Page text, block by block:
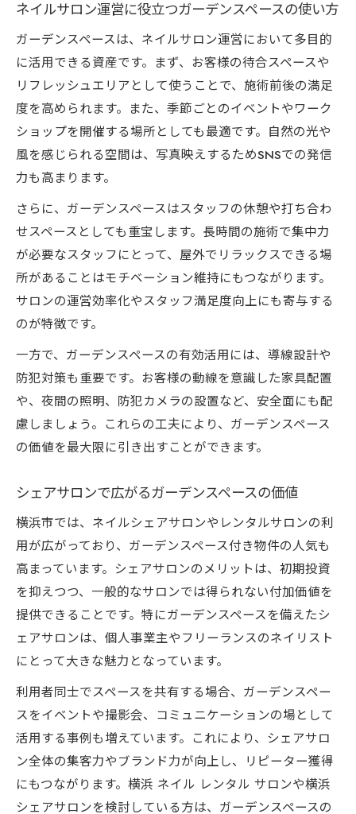
ネイルサロン運営に役立つガーデンスペースの使い方
ガーデンスペースは、ネイルサロン運営において多目的
に活用できる資産です。まず、お客様の待合スペースや
リフレッシュエリアとして使うことで、施術前後の満足
度を高められます。また、季節ごとのイベントやワーク
ショップを開催する場所としても最適です。自然の光や
風を感じられる空間は、写真映えするためSNSでの発信
力も高まります。
さらに、ガーデンスペースはスタッフの休憩や打ち合わ
せスペースとしても重宝します。長時間の施術で集中力
が必要なスタッフにとって、屋外でリラックスできる場
所があることはモチベーション維持にもつながります。
サロンの運営効率化やスタッフ満足度向上にも寄与する
のが特徴です。
一方で、ガーデンスペースの有効活用には、導線設計や
防犯対策も重要です。お客様の動線を意識した家具配置
や、夜間の照明、防犯カメラの設置など、安全面にも配
慮しましょう。これらの工夫により、ガーデンスペース
の価値を最大限に引き出すことができます。
シェアサロンで広がるガーデンスペースの価値
横浜市では、ネイルシェアサロンやレンタルサロンの利
用が広がっており、ガーデンスペース付き物件の人気も
高まっています。シェアサロンのメリットは、初期投資
を抑えつつ、一般的なサロンでは得られない付加価値を
提供できることです。特にガーデンスペースを備えたシ
ェアサロンは、個人事業主やフリーランスのネイリスト
にとって大きな魅力となっています。
利用者同士でスペースを共有する場合、ガーデンスペー
スをイベントや撮影会、コミュニケーションの場として
活用する事例も増えています。これにより、シェアサロ
ン全体の集客力やブランド力が向上し、リピーター獲得
にもつながります。横浜 ネイル レンタル サロンや横浜
シェアサロンを検討している方は、ガーデンスペースの